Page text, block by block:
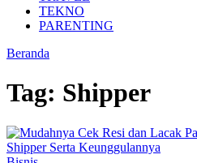
TEKNO
PARENTING
Beranda
Tag: Shipper